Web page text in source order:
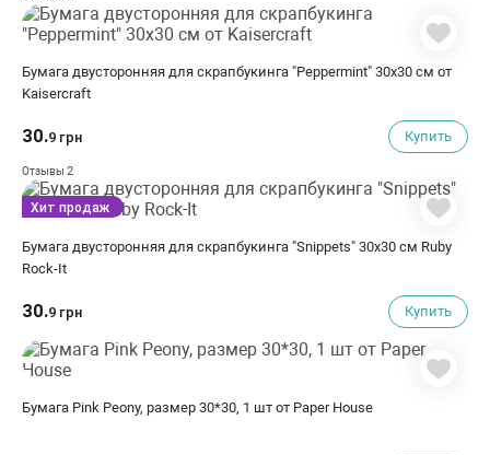
Бумага двусторонняя для скрапбукинга "Peppermint" 30х30 см от
Kaisercraft
30.9 грн Купить
Отзывы 2
Бумага двусторонняя для скрапбукинга "Snippets" 30х30 см Ruby
Rock-It
30.9 грн Купить
Хит продаж
Бумага Pink Peony, размер 30*30, 1 шт от Paper House